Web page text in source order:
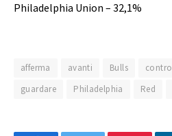
Philadelphia Union – 32,1%
afferma avanti Bulls contro
guardare
Philadelphia Red